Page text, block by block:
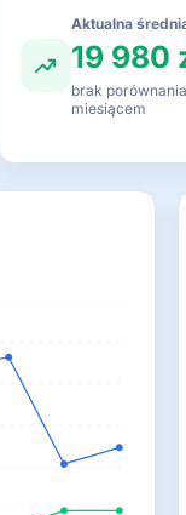
Aktualna
19 980
brak
miesiącem